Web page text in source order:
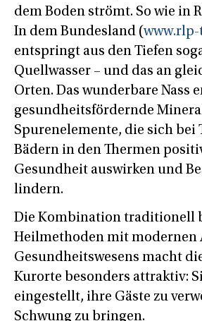
dem Boden strömt. So wie in
In dem Bundesland (
entspringt aus den Tiefen
Quellwasser – und das an
Orten. Das wunderbare Nass
gesundheitsfördernde
Spurenelemente, die sich
Bädern in den Thermen
Gesundheit auswirken und
lindern.
Die Kombination traditionell
Heilmethoden mit modernen
Gesundheitswesens macht
Kurorte besonders attraktiv:
eingestellt, ihre Gäste zu
Schwung zu bringen.